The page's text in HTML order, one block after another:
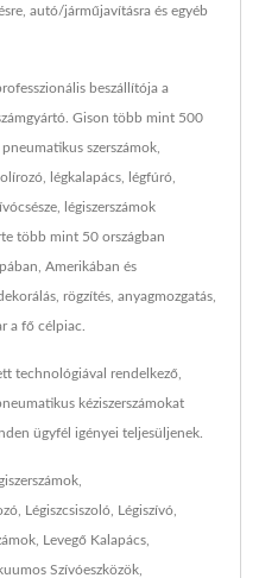
autó/járműjavításra és egyéb
beszállítója a
Gison több mint 500
szerszámok,
légkalapács, légfúró,
légiszerszámok
több mint 50 országban
Amerikában és
rögzítés, anyagmozgatás,
a fő célpiac.
technológiával rendelkező,
kéziszerszámokat
ügyfél igényei teljesüljenek.
Légiszcsiszoló Légiszívó
Levegő Kalapács
Szívóeszközök